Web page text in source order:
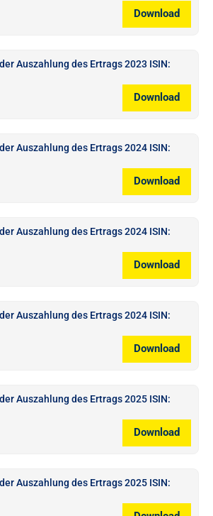
Download
Auszahlung des Ertrags 2023 ISIN:
Download
Auszahlung des Ertrags 2024 ISIN:
Download
Auszahlung des Ertrags 2024 ISIN:
Download
Auszahlung des Ertrags 2024 ISIN:
Download
Auszahlung des Ertrags 2025 ISIN:
Download
Auszahlung des Ertrags 2025 ISIN: